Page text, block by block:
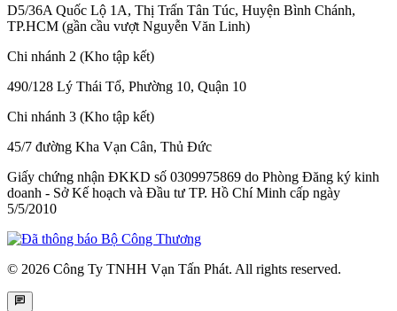
D5/36A Quốc Lộ 1A, Thị Trấn Tân Túc, Huyện Bình Chánh,
TP.HCM (gần cầu vượt Nguyễn Văn Linh)
Chi nhánh 2 (Kho tập kết)
490/128 Lý Thái Tổ, Phường 10, Quận 10
Chi nhánh 3 (Kho tập kết)
45/7 đường Kha Vạn Cân, Thủ Đức
Giấy chứng nhận ĐKKD số 0309975869 do Phòng Đăng ký kinh
doanh - Sở Kế hoạch và Đầu tư TP. Hồ Chí Minh cấp ngày
5/5/2010
© 2026 Công Ty TNHH Vạn Tấn Phát. All rights reserved.